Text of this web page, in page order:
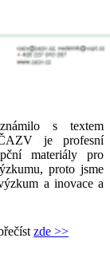
s textem
je profesní
materiály pro
proto jsme
a inovace a
zde >>